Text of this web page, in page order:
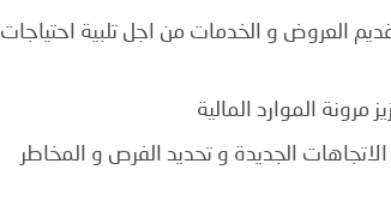
العروض و الخدمات من اجل تلبية احتياجات
الموارد المالية
الجديدة و تحديد الفرص و المخاطر